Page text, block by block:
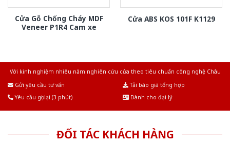
Cửa Gỗ Chống Cháy MDF
Veneer P1R4 Cam xe
Cửa ABS KOS 101F K1129
Với kinh nghiệm nhiêu năm nghiên cứu cửa theo tiêu chuẩn công nghệ Châu
Gửi yêu cầu tư vấn
Tải báo giá tổng hợp
Yêu cầu gọi lại (3 phút)
Dành cho đại lý
ĐỐI TÁC KHÁCH HÀNG